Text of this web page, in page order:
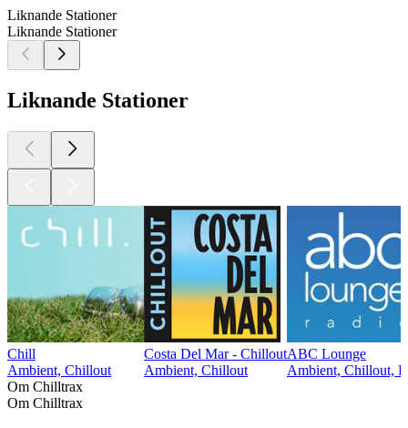
Liknande Stationer
Liknande Stationer
Liknande Stationer
Chill
Ambient, Chillout
Costa Del Mar - Chillout
Ambient, Chillout
ABC Lounge
Ambient, Chillout,
Om Chilltrax
Om Chilltrax